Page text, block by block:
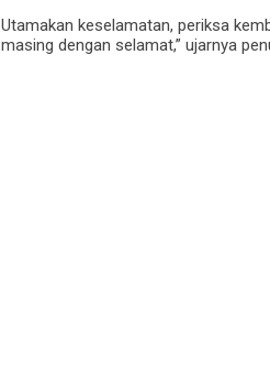
Utamakan keselamatan, periksa
masing dengan selamat,” ujarnya